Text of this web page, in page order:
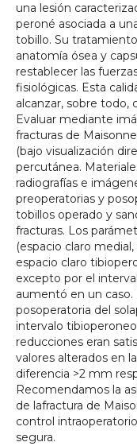
una lesión
peroné asociada a
tobillo. Su
anatomía ósea y
restablecer las
fisiológicas. Esta
alcanzar, sobre todo,
Evaluar mediante
fracturas de
(bajo visualización
percutánea.
radiografías e
preoperatorias y
tobillos operado y
fracturas. Los
(espacio claro
espacio claro
excepto por el
aumentó en un
posoperatoria del
intervalo
reducciones eran
valores alterados en
diferencia >2 mm
Recomendamos la
de lafractura de
control
segura.